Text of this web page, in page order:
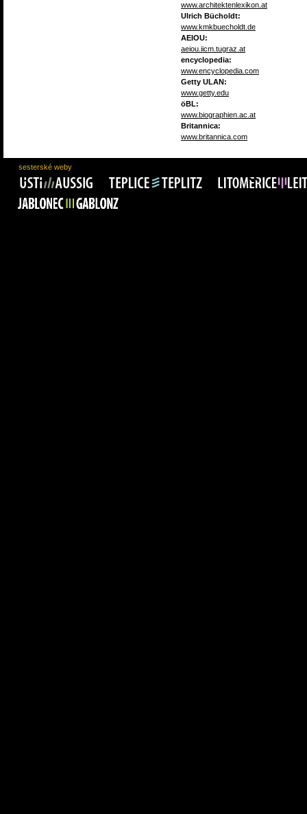
www.architektenlexikon.at
Ulrich Bücholdt:
www.kmkbuecholdt.de
AEIOU:
aeiou.iicm.tugraz.at
encyclopedia:
www.encyclopedia.com
Getty ULAN:
www.getty.edu
öBL:
www.biographien.ac.at
Britannica:
www.britannica.com
sesterské weby